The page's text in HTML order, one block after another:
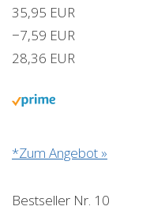
35,95 EUR
−7,59 EUR
28,36 EUR
*Zum Angebot »
Bestseller Nr. 10